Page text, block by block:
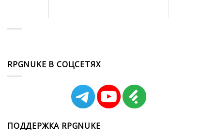
RPGNUKE В СОЦСЕТЯХ
ПОДДЕРЖКА RPGNUKE